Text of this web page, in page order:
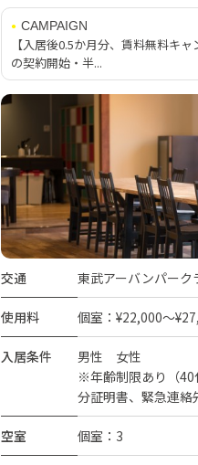
CAMPAIGN
【入居後0.5か月分、賃料無料キ
の契約開始・半...
交通 東武アーバンパーク
使用料 個室：¥22,000～
入居条件
男性 女性
※年齢制限あり（40
分証明書、緊急連絡
空室 個室：3